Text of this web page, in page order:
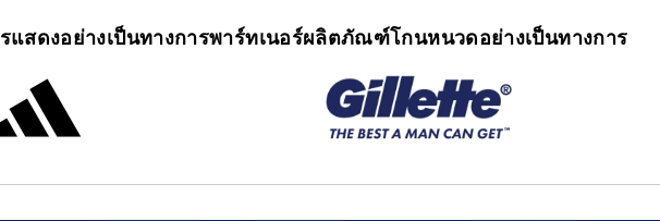
สดงอย่างเป็นทางการพาร์ทเนอร์ผลิตภัณฑ์โกนหนวดอย่างเป็นทางการ